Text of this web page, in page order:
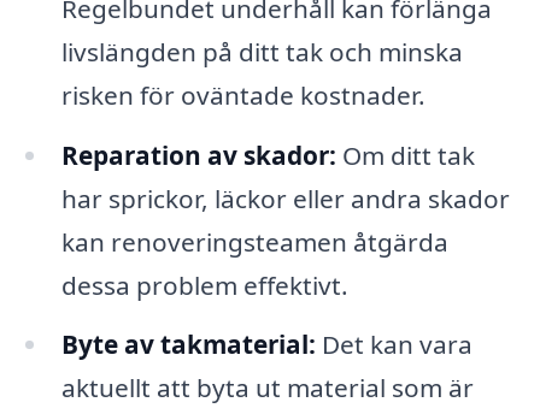
Regelbundet underhåll kan förlänga
livslängden på ditt tak och minska
risken för oväntade kostnader.
Reparation av skador: Om ditt tak
har sprickor, läckor eller andra skador
kan renoveringsteamen åtgärda
dessa problem effektivt.
Byte av takmaterial: Det kan vara
aktuellt att byta ut material som är